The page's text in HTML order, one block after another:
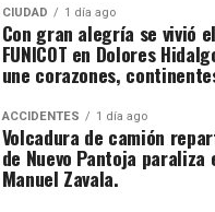
CIUDAD 1 día ago
Con gran alegría se vivió
FUNICOT en Dolores
une corazones,
ACCIDENTES 1 día ago
Volcadura de camión
de Nuevo Pantoja
Manuel Zavala.